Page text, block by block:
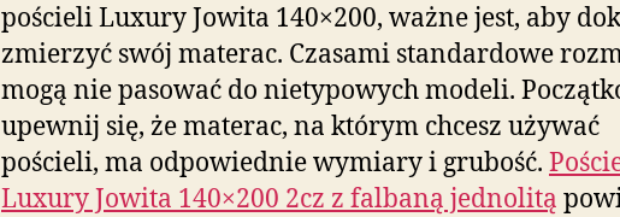
pościeli Luxury Jowita 140×200, ważne jest, aby
zmierzyć swój materac. Czasami standardowe
mogą nie pasować do nietypowych modeli.
upewnij się, że materac, na którym chcesz używać
pościeli, ma odpowiednie wymiary i grubość.
Luxury Jowita 140×200 2cz z falbaną jednolitą